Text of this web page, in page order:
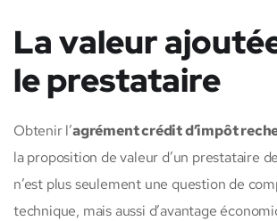
La valeur
le prestataire
Obtenir l’agrément crédit d’impôt
la proposition de valeur d’un prestataire
n’est plus seulement une question de
technique, mais aussi d’avantage